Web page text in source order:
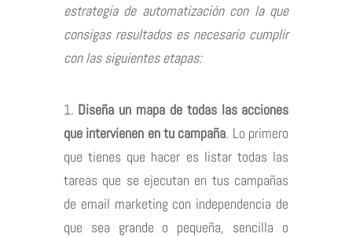
estrategia de automatización con la que
consigas resultados es necesario cumplir
con las siguientes etapas:
1. Diseña un mapa de todas las acciones
que intervienen en tu campaña. Lo primero
que tienes que hacer es listar todas las
tareas que se ejecutan en tus campañas
de email marketingcon independencia de
que sea grande o pequeña, sencilla o